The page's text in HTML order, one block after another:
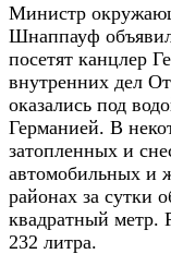
Министр
Шнаппауф
посетят канцлер
внутренних дел
оказались под
Германией. В
затопленных и
автомобильных и
районах за сутки
квадратный метр.
232 литра.